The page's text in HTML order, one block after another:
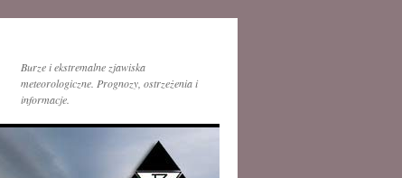
Burze i ekstremalne zjawiska
meteorologiczne. Prognozy, ostrzeżenia i
informacje.